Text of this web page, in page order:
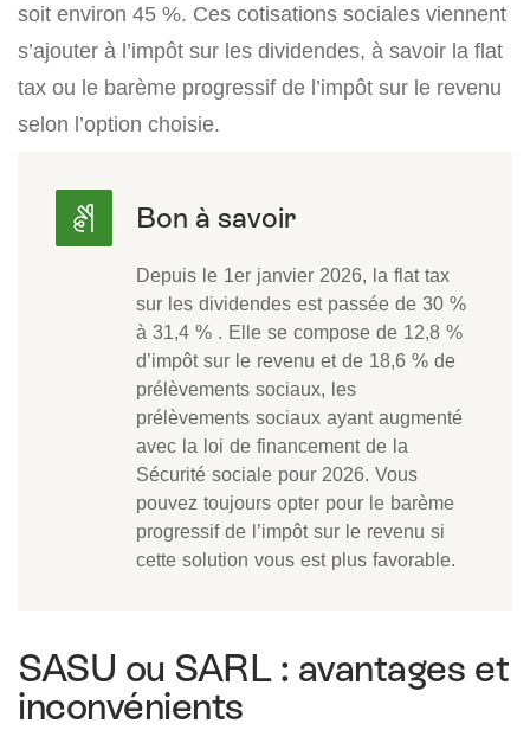
soit environ 45 %. Ces cotisations sociales viennent
s’ajouter à l’impôt sur les dividendes, à savoir la flat
tax ou le barème progressif de l’impôt sur le revenu
selon l’option choisie.
Depuis le 1er janvier 2026, la flat tax
sur les dividendes est passée de 30 %
à 31,4 % . Elle se compose de 12,8 %
d’impôt sur le revenu et de 18,6 % de
prélèvements sociaux, les
prélèvements sociaux ayant augmenté
avec la loi de financement de la
Sécurité sociale pour 2026. Vous
pouvez toujours opter pour le barème
progressif de l’impôt sur le revenu si
cette solution vous est plus favorable.
SASU ou SARL : avantages et
inconvénients